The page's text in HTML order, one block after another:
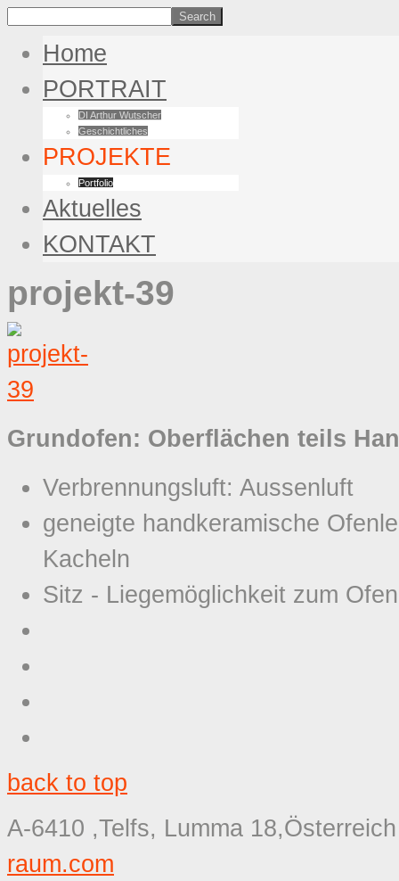
Home
PORTRAIT
DI Arthur Wutscher
Geschichtliches
PROJEKTE
Portfolio
Aktuelles
KONTAKT
projekt-39
Grundofen: Oberflächen teils
Verbrennungsluft: Aussenluft
geneigte handkeramische
Kacheln
Sitz - Liegemöglichkeit zum
back to top
A-6410 ,Telfs, Lumma 18,Österreich
raum.com